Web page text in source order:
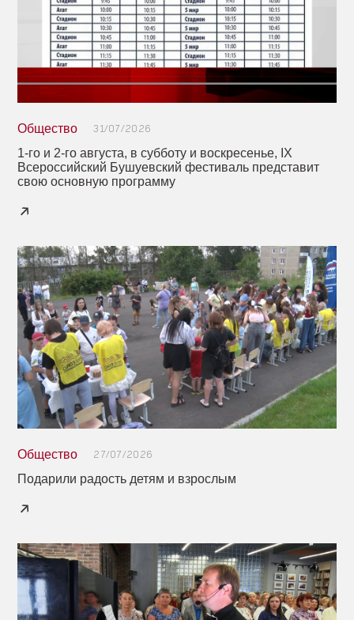
Общество 31/07/2026
1-го и 2-го августа, в субботу и воскресенье, IX
Всероссийский Бушуевский фестиваль представит
свою основную программу
Общество 27/07/2026
Подарили радость детям и взрослым